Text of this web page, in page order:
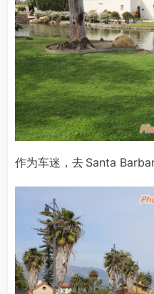
作为车迷，去 Santa